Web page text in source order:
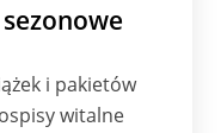
i pakietów
witalne